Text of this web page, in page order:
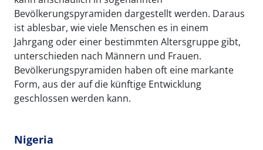
Bevölkerungspyramiden dargestellt werden. Daraus
ist ablesbar, wie viele Menschen es in einem
Jahrgang oder einer bestimmten Altersgruppe gibt,
unterschieden nach Männern und Frauen.
Bevölkerungspyramiden haben oft eine markante
Form, aus der auf die künftige Entwicklung
geschlossen werden kann.
Nigeria